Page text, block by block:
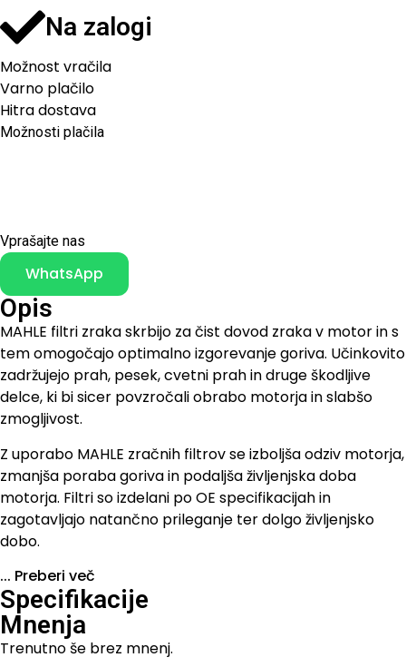
Na zalogi
Možnost vračila
Varno plačilo
Hitra dostava
Možnosti plačila
Vprašajte nas
WhatsApp
Opis
MAHLE filtri zraka skrbijo za čist dovod zraka v motor in s
tem omogočajo optimalno izgorevanje goriva. Učinkovito
zadržujejo prah, pesek, cvetni prah in druge škodljive
delce, ki bi sicer povzročali obrabo motorja in slabšo
zmogljivost.
Z uporabo MAHLE zračnih filtrov se izboljša odziv motorja,
zmanjša poraba goriva in podaljša življenjska doba
motorja. Filtri so izdelani po OE specifikacijah in
zagotavljajo natančno prileganje ter dolgo življenjsko
dobo.
... Preberi več
Specifikacije
Mnenja
Trenutno še brez mnenj.